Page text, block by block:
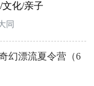
化/亲子
同
幻漂流夏令营（6